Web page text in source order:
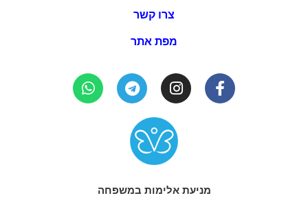
צרו קשר
מפת אתר
מניעת אלימות במשפחה